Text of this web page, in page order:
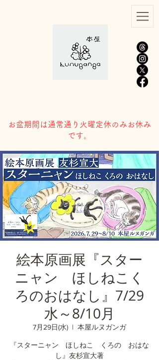
​お盆期間は通常通り火曜定休のみお休み
です。
絵本原画展『スター
ニャン ほしねこく
ろのおはなし』7/29
水～8/10月
7月29日(水)
  |
本屋ルヌガンガ
『スターニャン ほしねこ くろの おはな
し』友杉宣大著